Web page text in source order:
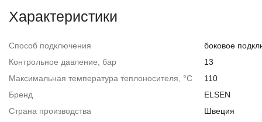
Характеристики
Способ подключения
боковое
Контрольное давление, бар
13
Максимальная температура теплоносителя, °С
110
Бренд
ELSEN
Страна производства
Швеция